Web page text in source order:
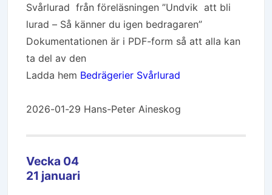
Svårlurad från föreläsningen ”Undvik att bli
lurad – Så känner du igen bedragaren”
Dokumentationen är i PDF-form så att alla kan
ta del av den
Ladda hem Bedrägerier Svårlurad
2026-01-29 Hans-Peter Aineskog
Vecka 04
21 januari